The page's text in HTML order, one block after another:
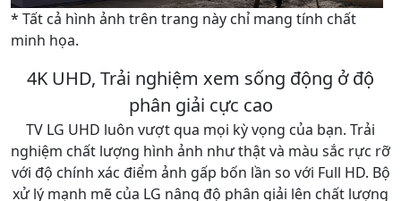
* Tất cả hình ảnh trên trang này chỉ mang tính chất
minh họa.
4K UHD, Trải nghiệm xem sống động ở độ
phân giải cực cao
TV LG UHD luôn vượt qua mọi kỳ vọng của bạn. Trải
nghiệm chất lượng hình ảnh như thật và màu sắc rực rỡ
với độ chính xác điểm ảnh gấp bốn lần so với Full HD. Bộ
xử lý mạnh mẽ của LG nâng độ phân giải lên chất lượng